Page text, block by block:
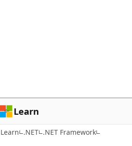
Learn
Learn .NET .NET Framework